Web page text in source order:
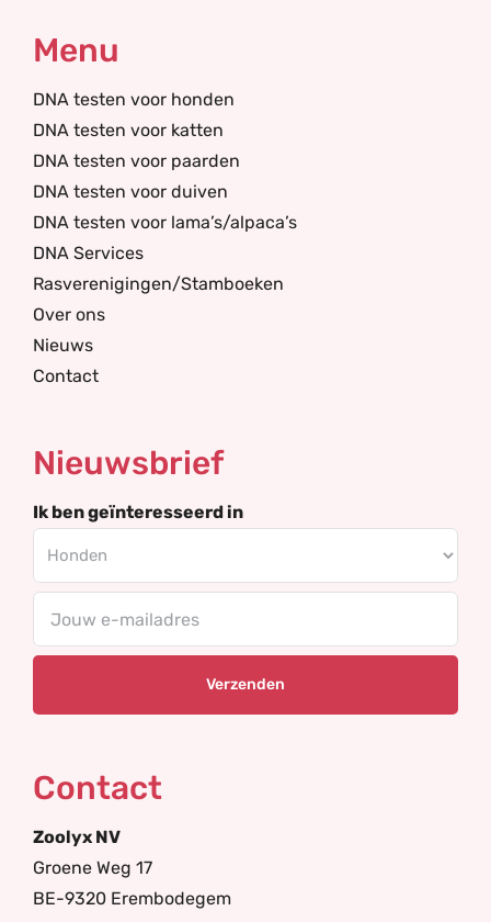
Menu
DNA testen voor honden
DNA testen voor katten
DNA testen voor paarden
DNA testen voor duiven
DNA testen voor lama’s/alpaca’s
DNA Services
Rasverenigingen/Stamboeken
Over ons
Nieuws
Contact
Nieuwsbrief
Ik ben geïnteresseerd in
Contact
Zoolyx NV
Groene Weg 17
BE-9320 Erembodegem